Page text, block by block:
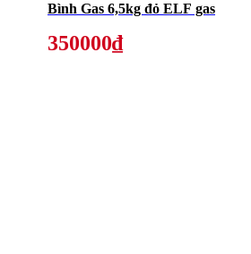
Bình Gas 6,5kg đỏ ELF gas
350000₫